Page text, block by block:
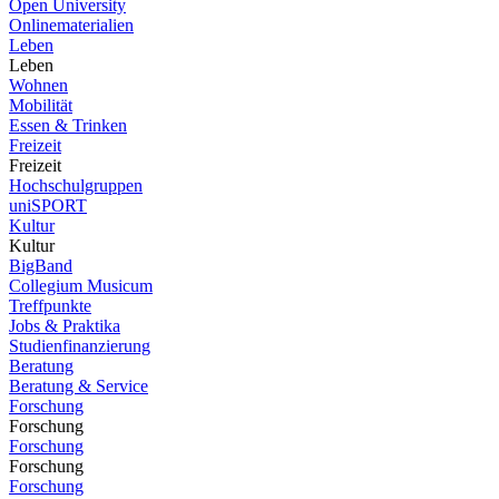
Open University
Onlinematerialien
Leben
Leben
Wohnen
Mobilität
Essen & Trinken
Freizeit
Freizeit
Hochschulgruppen
uniSPORT
Kultur
Kultur
BigBand
Collegium Musicum
Treffpunkte
Jobs & Praktika
Studienfinanzierung
Beratung
Beratung & Service
Forschung
Forschung
Forschung
Forschung
Forschung